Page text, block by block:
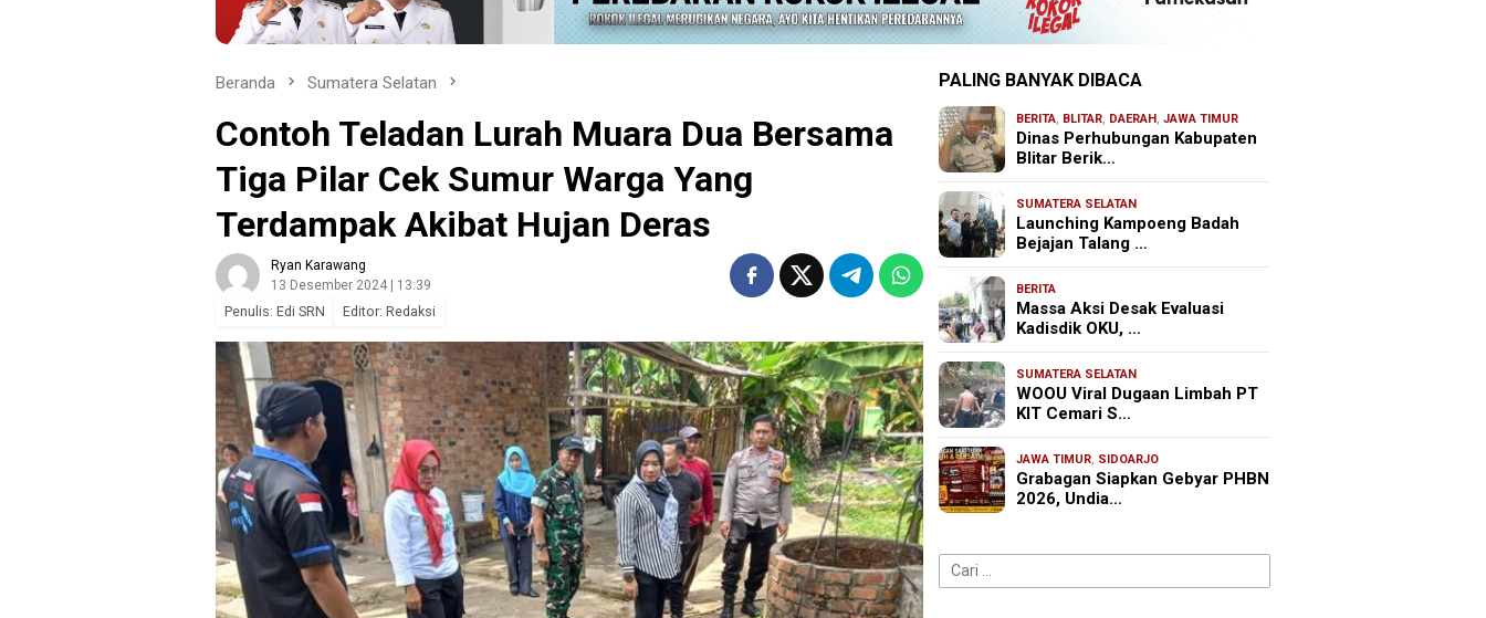
Beranda Sumatera Selatan
Contoh Teladan Lurah Muara Dua Bersama
Tiga Pilar Cek Sumur Warga Yang
Terdampak Akibat Hujan Deras
Ryan Karawang
13 Desember 2024 | 13:39
Penulis: Edi SRN Editor: Redaksi
PALING BANYAK DIBACA
BERITA, BLITAR, DAERAH ,JAWA TIMUR
Dinas Perhubungan Kabupaten
Blitar Berik…
SUMATERA SELATAN
Launching Kampoeng Badah
Bejajan Talang …
BERITA
Massa Aksi Desak Evaluasi
Kadisdik OKU, …
SUMATERA SELATAN
WOOU Viral Dugaan Limbah PT
KIT Cemari S…
JAWA TIMUR, SIDOARJO
Grabagan Siapkan Gebyar PHBN
2026, Undia…
Cari
untuk: